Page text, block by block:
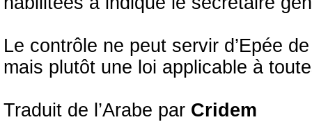
Le contrôle ne peut servir d’Epée
mais plutôt une loi applicable à
Traduit de l’Arabe par Cridem